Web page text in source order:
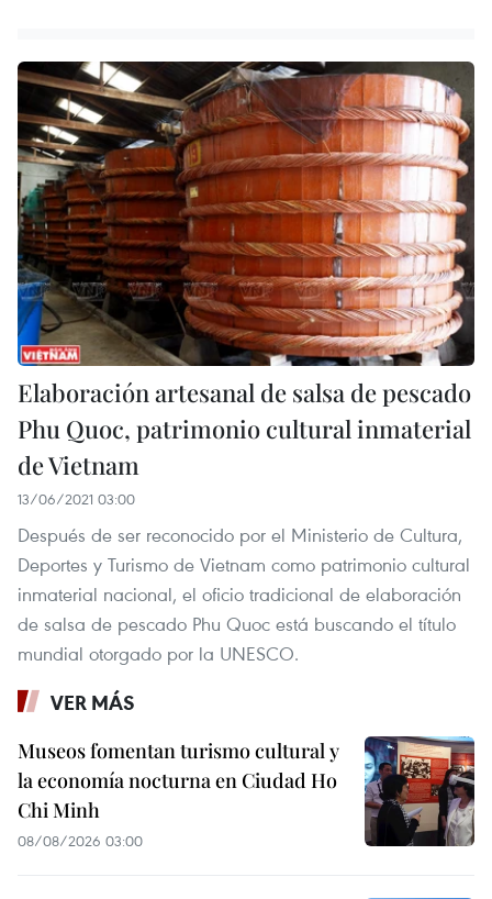
Elaboración artesanal de salsa de pescado
Phu Quoc, patrimonio cultural inmaterial
de Vietnam
13/06/2021 03:00
Después de ser reconocido por el Ministerio de Cultura,
Deportes y Turismo de Vietnam como patrimonio cultural
inmaterial nacional, el oficio tradicional de elaboración
de salsa de pescado Phu Quoc está buscando el título
mundial otorgado por la UNESCO.
VER MÁS
Museos fomentan turismo cultural y
la economía nocturna en Ciudad Ho
Chi Minh
08/08/2026 03:00